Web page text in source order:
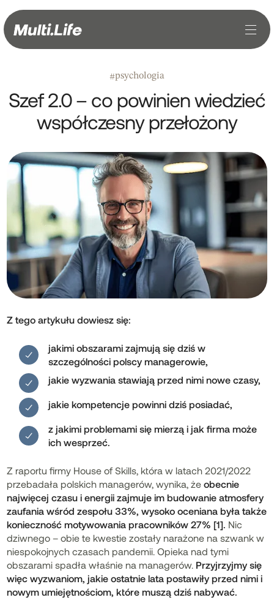
#psychologia
Szef 2.0 – co powinien wiedzieć
współczesny przełożony
Z tego artykułu dowiesz się:
jakimi obszarami zajmują się dziś w
szczególności polscy managerowie,
jakie wyzwania stawiają przed nimi nowe czasy,
jakie kompetencje powinni dziś posiadać,
z jakimi problemami się mierzą i jak firma może
ich wesprzeć.
Z raportu firmy House of Skills, która w latach 2021/2022
przebadała polskich managerów, wynika, żeobecnie
najwięcej czasu i energii zajmuje im budowanie atmosfery
zaufania wśród zespołu 33%, wysoko oceniana była także
konieczność motywowania pracowników 27% [1]. Nic
dziwnego – obie te kwestie zostały narażone na szwank w
niespokojnych czasach pandemii. Opieka nad tymi
obszarami spadła właśnie na managerów. Przyjrzyjmy się
więc wyzwaniom, jakie ostatnie lata postawiły przed nimi i
nowym umiejętnościom, które muszą dziś nabywać.